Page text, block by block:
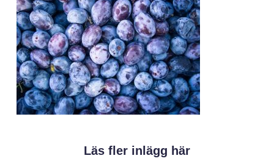
Läs fler inlägg här